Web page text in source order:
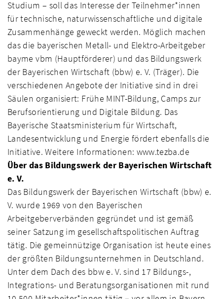
Studium – soll das Interesse der Teilnehmer*innen
für technische, naturwissenschaftliche und digitale
Zusammenhänge geweckt werden. Möglich machen
das die bayerischen Metall- und Elektro-Arbeitgeber
bayme vbm (Hauptförderer) und das Bildungswerk
der Bayerischen Wirtschaft (bbw) e. V. (Träger). Die
verschiedenen Angebote der Initiative sind in drei
Säulen organisiert: Frühe MINT-Bildung, Camps zur
Berufsorientierung und Digitale Bildung. Das
Bayerische Staatsministerium für Wirtschaft,
Landesentwicklung und Energie fördert ebenfalls die
Initiative. Weitere Informationen: www.tezba.de
Über das Bildungswerk der Bayerischen Wirtschaft
e. V.
Das Bildungswerk der Bayerischen Wirtschaft (bbw) e.
V. wurde 1969 von den Bayerischen
Arbeitgeberverbänden gegründet und ist gemäß
seiner Satzung im gesellschaftspolitischen Auftrag
tätig. Die gemeinnützige Organisation ist heute eines
der größten Bildungsunternehmen in Deutschland.
Unter dem Dach des bbw e. V. sind 17 Bildungs-,
Integrations- und Beratungsorganisationen mit rund